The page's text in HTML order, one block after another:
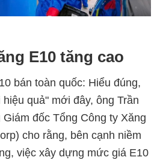
E10 tăng cao
bán toàn quốc: Hiểu đúng,
quả" mới đây, ông Trần
đốc Tổng Công ty Xăng
cho rằng, bên cạnh niềm
việc xây dựng mức giá E10